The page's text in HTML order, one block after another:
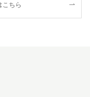
こちら